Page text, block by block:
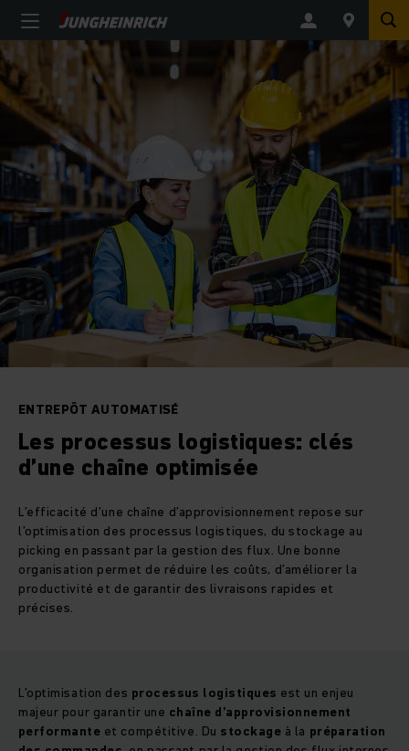
ENTREPÔT AUTOMATISÉ
Les processus logistiques: clés
d’une chaîne optimisée
L’efficacité d’une chaîne d’approvisionnement repose sur
l’optimisation des processus logistiques, du stockage au
picking en passant par la gestion des flux. Une bonne
organisation permet de réduire les coûts, d’améliorer la
productivité et de garantir des livraisons rapides et
précises.
L’optimisation des processus logistiques est un enjeu
majeur pour garantir une chaîne d’approvisionnement
performante et compétitive. Du stockage à la préparation